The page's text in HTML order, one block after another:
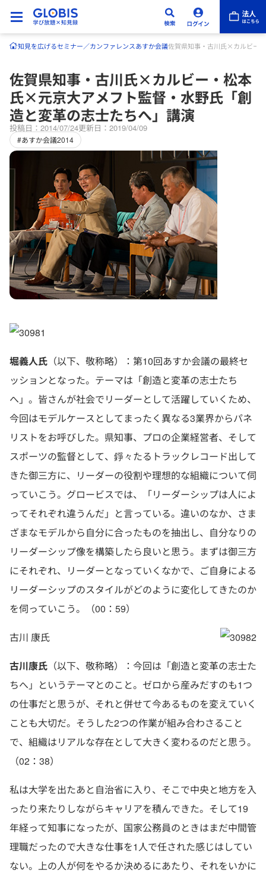
知見を広げるセミナー／カンファレンスあすか会議佐賀県知事・古川氏×カルビー
佐賀県知事・古川氏×カルビー・松本
氏×元京大アメフト監督・水野氏「創
造と変革の志士たちへ」講演
投稿日：2014/07/24更新日：2019/04/09
#あすか会議2014
堀義人氏 （以下、敬称略）：第10回あすか会議の最終セ
ッションとなった。テーマは「創造と変革の志士たち
へ」。皆さんが社会でリーダーとして活躍していくため、
今回はモデルケースとしてまったく異なる3業界からパネ
リストをお呼びした。県知事、プロの企業経営者、そして
スポーツの監督として、錚々たるトラックレコード出して
きた御三方に、リーダーの役割や理想的な組織について伺
っていこう。グロービスでは、「リーダーシップは人によ
ってそれぞれ違うんだ」と言っている。違いのなか、さま
ざまなモデルから自分に合ったものを抽出し、自分なりの
リーダーシップ像を構築したら良いと思う。まずは御三方
にそれぞれ、リーダーとなっていくなかで、ご自身による
リーダーシップのスタイルがどのように変化してきたのか
を伺っていこう。（00：59）
古川 康氏
古川康氏 （以下、敬称略）：今回は「創造と変革の志士た
ちへ」というテーマとのこと。ゼロから産みだすのも1つ
の仕事だと思うが、それと併せて今あるものを変えていく
ことも大切だ。そうした2つの作業が組み合わさること
で、組織はリアルな存在として大きく変わるのだと思う。
（02：38）
私は大学を出たあと自治省に入り、そこで中央と地方を入
ったり来たりしながらキャリアを積んできた。そして19
年経って知事になったが、国家公務員のときはまだ中間管
理職だったので大きな仕事を1人で任された感じはしてい
ない。上の人が何をやるか決めるにあたり、それをいかに